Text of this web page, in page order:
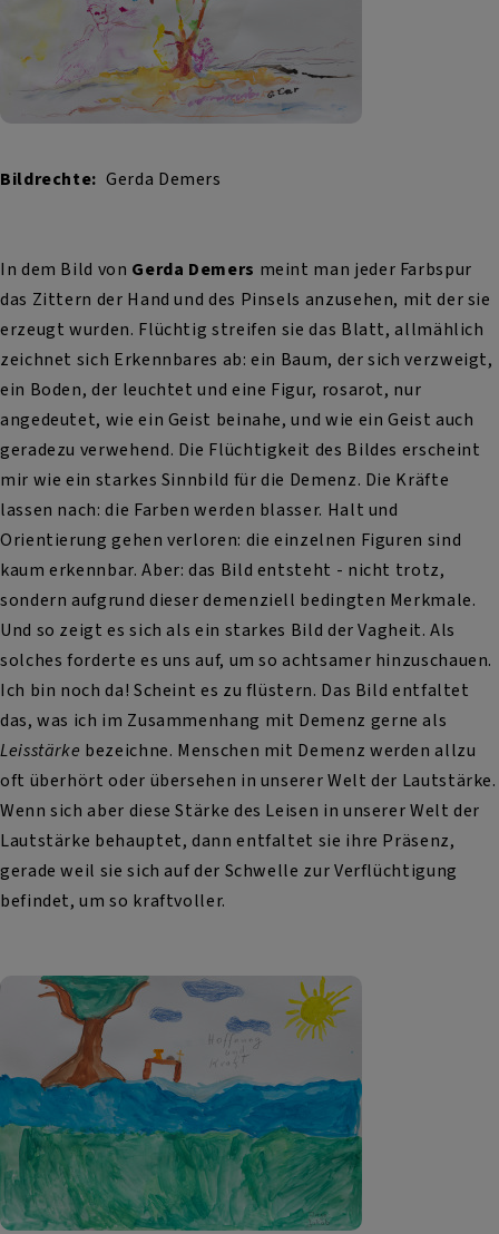
Bildrechte Gerda Demers
In dem Bild von Gerda Demers meint man jeder Farbspur
das Zittern der Hand und des Pinsels anzusehen, mit der sie
erzeugt wurden. Flüchtig streifen sie das Blatt, allmählich
zeichnet sich Erkennbares ab: ein Baum, der sich verzweigt,
ein Boden, der leuchtet und eine Figur, rosarot, nur
angedeutet, wie ein Geist beinahe, und wie ein Geist auch
geradezu verwehend. Die Flüchtigkeit des Bildes erscheint
mir wie ein starkes Sinnbild für die Demenz. Die Kräfte
lassen nach: die Farben werden blasser. Halt und
Orientierung gehen verloren: die einzelnen Figuren sind
kaum erkennbar. Aber: das Bild entsteht - nicht trotz,
sondern aufgrund dieser demenziell bedingten Merkmale.
Und so zeigt es sich als ein starkes Bild der Vagheit. Als
solches forderte es uns auf, um so achtsamer hinzuschauen.
Ich bin noch da! Scheint es zu flüstern. Das Bild entfaltet
das, was ich im Zusammenhang mit Demenz gerne als
Leisstärke bezeichne. Menschen mit Demenz werden allzu
oft überhört oder übersehen in unserer Welt der Lautstärke.
Wenn sich aber diese Stärke des Leisen in unserer Welt der
Lautstärke behauptet, dann entfaltet sie ihre Präsenz,
gerade weil sie sich auf der Schwelle zur Verflüchtigung
befindet, um so kraftvoller.